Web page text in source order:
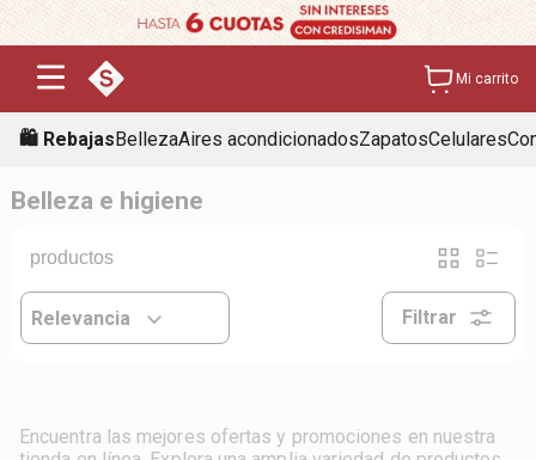
Mi carrito
🛍️ RebajasBellezaAires acondicionadosZapatosCelulares
Belleza e higiene
Relevancia Filtrar
Encuentra las mejores ofertas y promociones en nuestra